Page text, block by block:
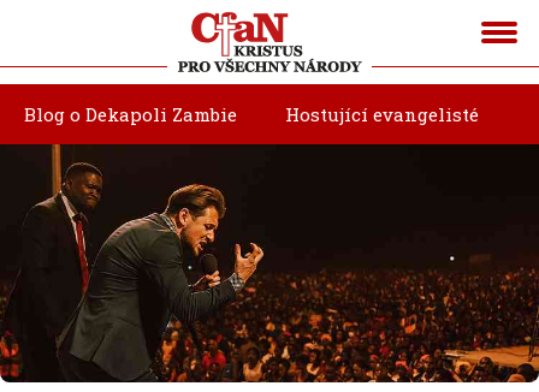
Blog o Dekapoli Zambie Hostující evangelisté